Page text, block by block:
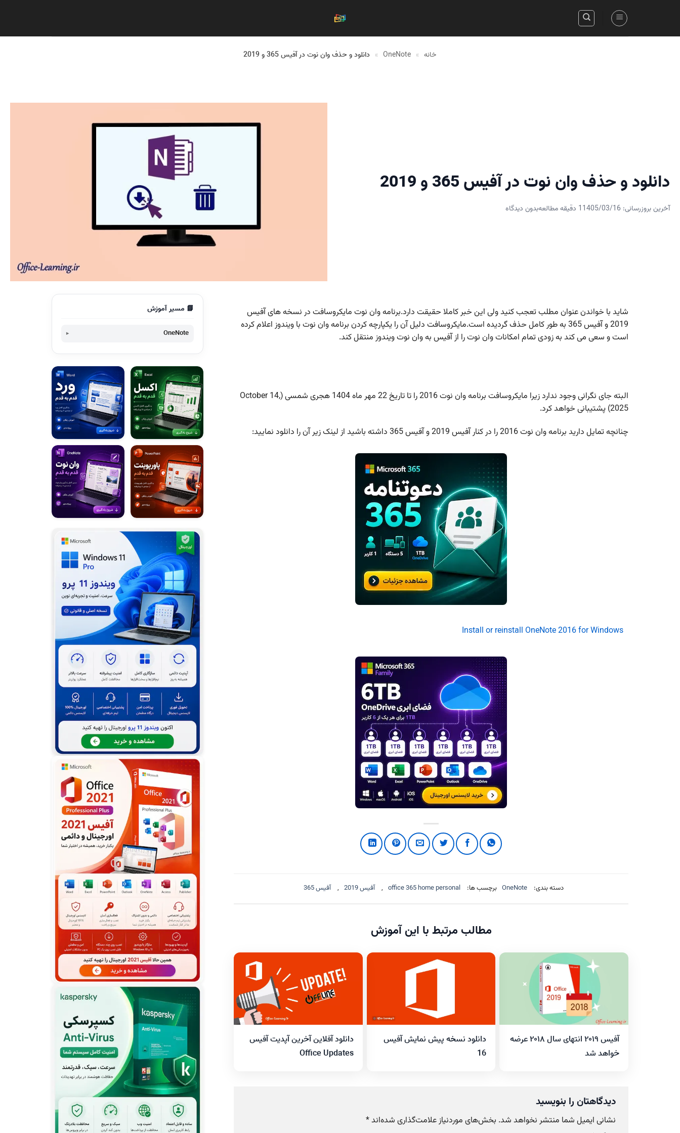
خانه »
OneNote
» دانلود و حذف وان نوت در آفیس 365 و 2019
دانلود و حذف وان نوت در آفیس 365 و 2019
آخرین بروزرسانی: 1405/03/16 1 دقیقه مطالعه بدون دیدگاه
شاید با خواندن عنوان مطلب تعجب کنید ولی این خبر کاملا حقیقت دارد.برنامه وان نوت مایکروسافت در نسخه های آفیس
2019 و آفیس 365 به طور کامل حذف گردیده است.مایکروسافت دلیل آن را یکپارچه کردن برنامه وان نوت با ویندوز اعلام کرده
است و سعی می کند به زودی تمام امکانات وان نوت را از آفیس به وان نوت ویندوز منتقل کند.
البته جای نگرانی وجود ندارد زیرا مایکروسافت برنامه وان نوت 2016 را تا تاریخ 22 مهر ماه 1404 هجری شمسی (October 14,
2025) پشتیبانی خواهد کرد.
چنانچه تمایل دارید برنامه وان نوت 2016 را در کنار آفیس 2019 و آفیس 365 داشته باشید از لینک زیر آن را دانلود نمایید:
Install or reinstall OneNote 2016 for Windows
دسته بندی: OneNote برچسب ها: office 365 home personal
, آفیس 2019 , آفیس 365
مطالب مرتبط با این آموزش
آفیس ۲۰۱۹ انتهای سال ۲۰۱۸ عرضه
خواهد شد
دانلود نسخه پیش نمایش آفیس
16
دانلود آفلاین آخرین آپدیت آفیس
Office Updates
دیدگاهتان را بنویسید
نشانی ایمیل شما منتشر نخواهد شد. بخش‌های موردنیاز علامت‌گذاری شده‌اند*
📘 مسیر آموزش
OneNote
تهیه پشتیبان از وان نوت
تغییر تنظیمات ایمیل وان نوت
قفل گذاری و محافظت از وان نوت
سفارشی سازی نوار ابزار و منو های وان نوت
بازیابی نوشته های قدیمی در وان نوت
پیدا کردن تغییرات نویسنده وان نوت
همگام سازی وان نوت با وان درایو
اشتراک گذاری وان نوت با دیگران
ذخیره وان نوت در وان درایو
تبدیل وان نوت به پی دی اف
خروجی گرفتن از دفترچه وان نوت
انتقال وظایف از اوت لوک به وان نوت
ارسال وان نوت به اوت لوک
ارسال جلسات اوت لوک به وان نوت
فرمول نویسی در وان نوت
ویرایش یادداشت وان نوت
قلم دیجیتال در وان نوت
تبدیل جدول وان نوت به اکسل
قالب بندی جداول در وان نوت
حذف و اضافه ستون (ردیف) وان نوت
تبدیل دستخط به متن در وان نوت
ایجاد جدول در وان نوت
تغییر پس زمینه وان نوت
پرینت یادداشت وان نوت
انتخاب قالب پیش فرض وان نوت
آموزش کار با قالب های وان نوت
ساخت قالب اختصاصی در وان نوت
برچسب گذاری یادداشت وان نوت
جستجو یادداشت وان نوت
یادداشت لینک شده وان نوت
کاربرد انواع نما در وان نوت
وان نوت چیست؟ - What's OneNote
کلید های میانبر در وان نوت - Keyboard
shortcuts in OneNote
غلط یابی فارسی در وان نوت
استایل متن در وان نوت
لیست عددی در وان نوت
استفاده از Format Painter وان نوت
قالب بندی متن در وان نوت
افزودن نمادهای خاص به وان نوت
افزودن فایل به وان نوت
ضبط صدا و تصویر در وان نوت
افزودن ویدیو و صدا به وان نوت
افزودن تصویر (عکس) به وان نوت
ارسال عکس به وان نوت
کپی محتوا به وان نوت
ارسال محتوا از ورد به وان نوت
تغییر نام دفترچه یادداشت وان نوت